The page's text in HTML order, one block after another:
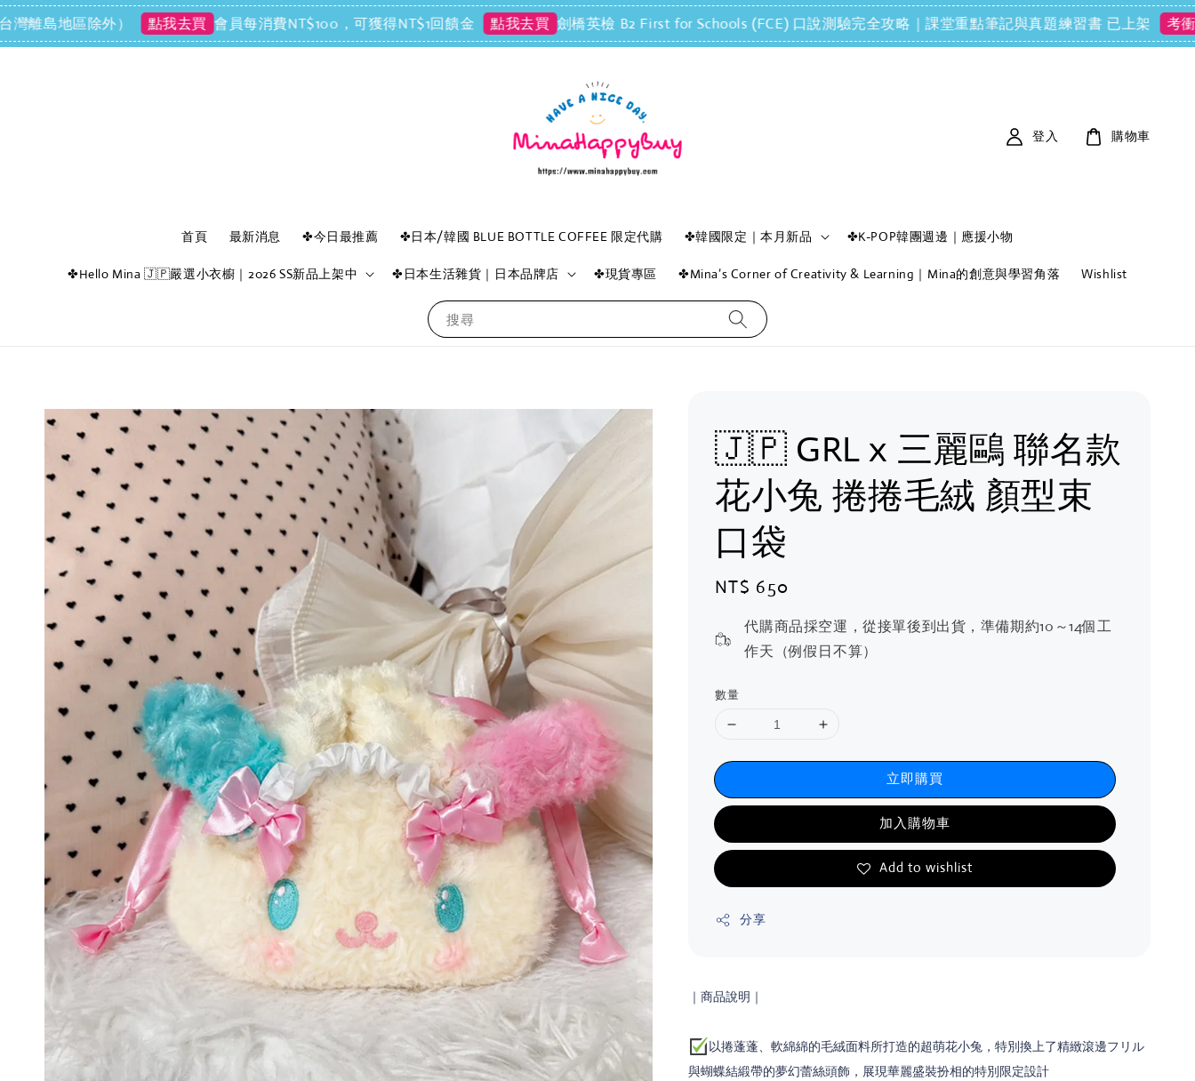
地區除外） 點我去買 會員每消費NT$100，可獲得NT$1回饋金 點我去買 劍橋英檢 B2 First for Schools (FCE) 口說測驗完全攻略｜課堂重點筆記與真題練習書 已上架 考衝必備
搜尋
首頁 最新消息 ✤今日最推薦 ✤日本/韓國 BLUE BOTTLE COFFEE 限定代購 ✤韓國限定｜本月新品 ✤K-POP韓團週邊｜應援小物
✤Hello Mina 🇯🇵嚴選小衣櫥｜2026 SS新品上架中 ✤日本生活雜貨｜日本品牌店 ✤現貨專區 ✤Mina’s Corner of Creativity & Learning｜Mina的創意與學習角落 Wishlist
登入 購物車
🇯🇵 GRL x 三麗鷗 聯名款
花小兔 捲捲毛絨 顏型束
口袋
Regular
price
NT$ 650
代購商品採空運，從接單後到出貨，準備期約10～14個工
作天（例假日不算）
數量
立即購買
加入購物車
Add to wishlist
分享
｜商品說明｜
以捲蓬蓬、軟綿綿的毛絨面料所打造的超萌花小兔，特別換上了精緻滾邊フリル
與蝴蝶結緞帶的夢幻蕾絲頭飾，展現華麗盛裝扮相的特別限定設計